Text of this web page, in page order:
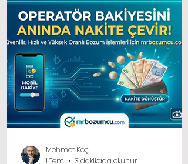
Mehmet Koç
1 Tem
3 dakikada okunur